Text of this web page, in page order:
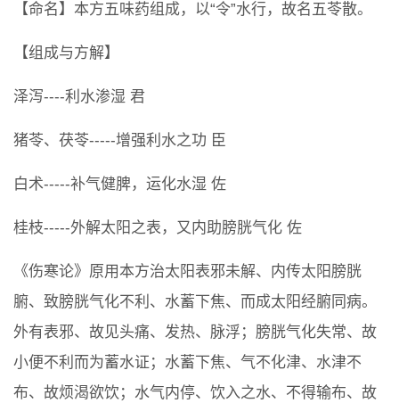
【命名】本方五味药组成，以“令”水行，故名五苓散。
【组成与方解】
泽泻----利水渗湿 君
猪苓、茯苓-----增强利水之功 臣
白术-----补气健脾，运化水湿 佐
桂枝-----外解太阳之表，又内助膀胱气化 佐
《伤寒论》原用本方治太阳表邪未解、内传太阳膀胱
腑、致膀胱气化不利、水蓄下焦、而成太阳经腑同病。
外有表邪、故见头痛、发热、脉浮；膀胱气化失常、故
小便不利而为蓄水证；水蓄下焦、气不化津、水津不
布、故烦渴欲饮；水气内停、饮入之水、不得输布、故